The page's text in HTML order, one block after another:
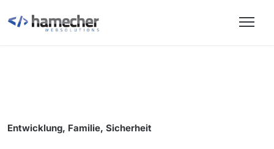
Entwicklung, Familie, Sicherheit